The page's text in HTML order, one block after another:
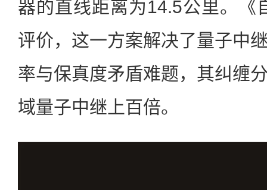
器的直线距离为14.5公里。《
评价，这一方案解决了量子中
率与保真度矛盾难题，其纠缠
域量子中继上百倍。